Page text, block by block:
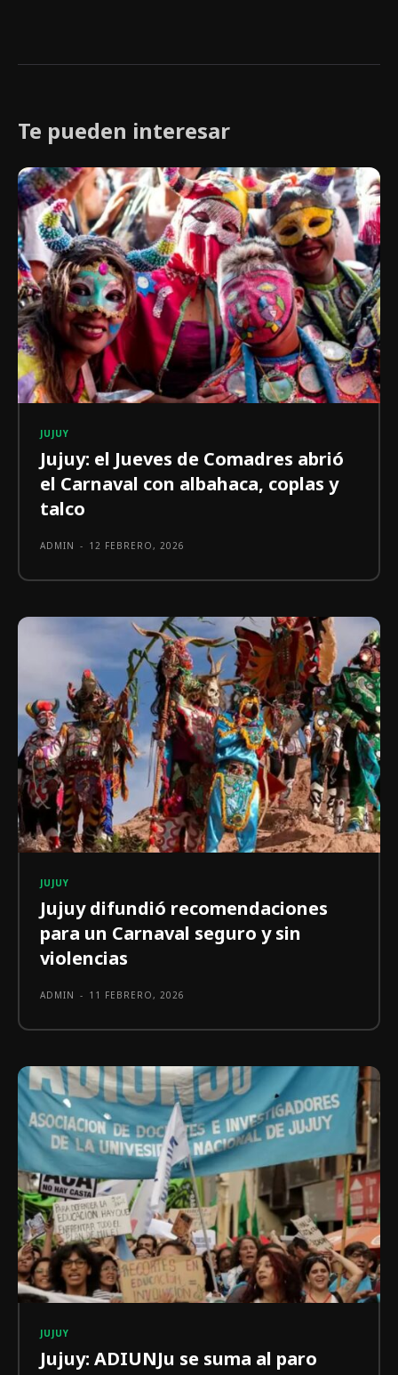
Te pueden interesar
JUJUY
Jujuy: el Jueves de Comadres abrió
el Carnaval con albahaca, coplas y
talco
ADMIN - 12 FEBRERO, 2026
JUJUY
Jujuy difundió recomendaciones
para un Carnaval seguro y sin
violencias
ADMIN - 11 FEBRERO, 2026
JUJUY
Jujuy: ADIUNJu se suma al paro